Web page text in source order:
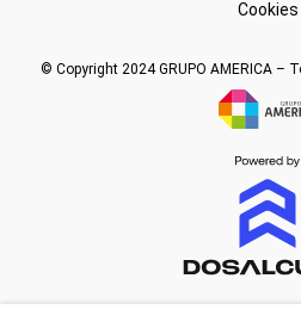
Cookies
© Copyright 2024 GRUPO AMERICA –